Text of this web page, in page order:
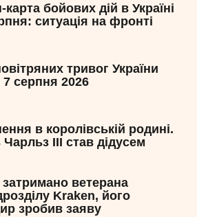
бойових дій в Україні
ситуація на фронті
тривог України
серпня 2026
в королівській родині.
III став дідусем
затримано ветерана
Kraken, його
зробив заяву